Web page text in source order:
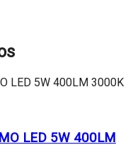
LED 5W 400LM